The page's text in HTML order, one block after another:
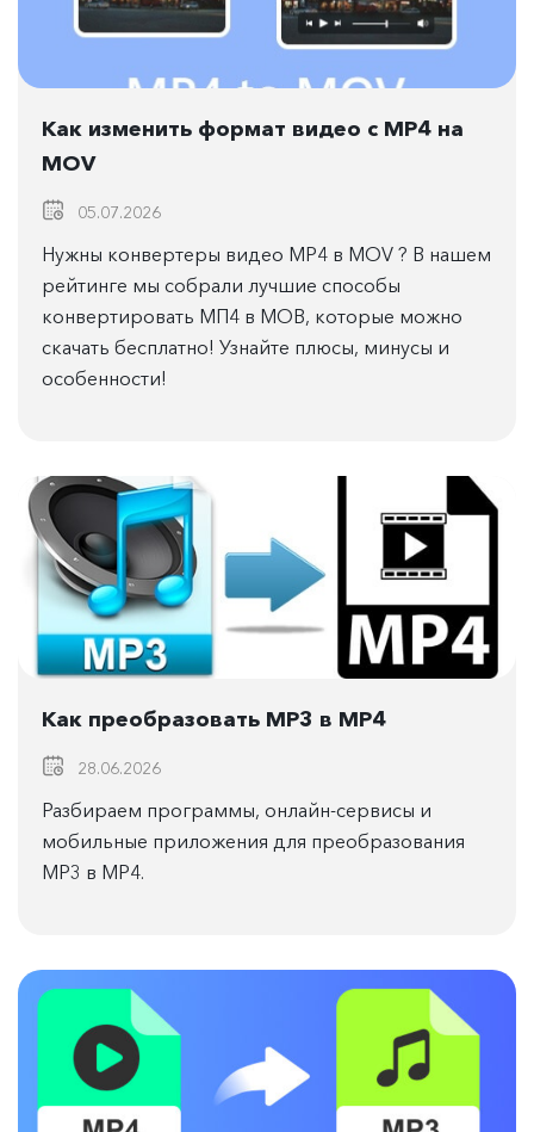
Как изменить формат видео с MP4 на
MOV
05.07.2026
Нужны конвертеры видео MP4 в MOV ? В нашем
рейтинге мы собрали лучшие способы
конвертировать МП4 в МОВ, которые можно
скачать бесплатно! Узнайте плюсы, минусы и
особенности!
Как преобразовать MP3 в MP4
28.06.2026
Разбираем программы, онлайн-сервисы и
мобильные приложения для преобразования
MP3 в MP4.